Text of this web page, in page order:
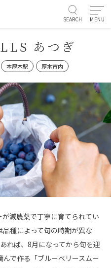
SEARCH MENU
あつぎ
本厚木駅 厚木市内
減農薬で丁寧に育てられてい
種によって旬の時期が異な
れば、8月になってから旬を迎
で作る「ブルーベリースムー